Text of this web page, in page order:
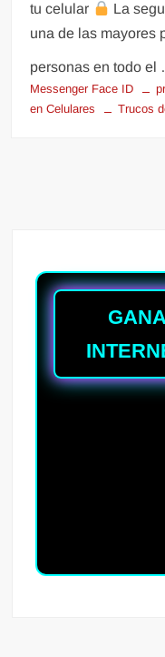
tu celular
La
una de las mayores
personas en todo el
Messenger Face ID
en Celulares
Trucos